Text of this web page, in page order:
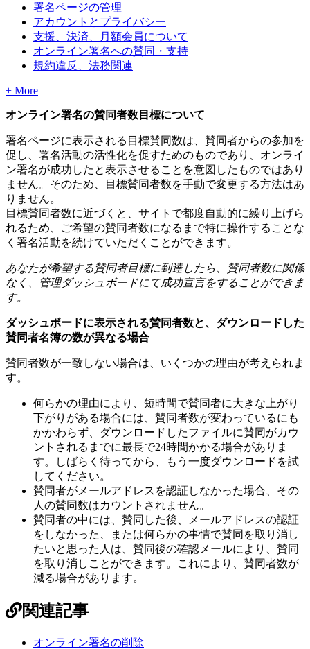
署名ページの管理
アカウントとプライバシー
支援、決済、月額会員について
オンライン署名への賛同・支持
規約違反、法務関連
+ More
オンライ ン署名の賛同者数 目 標について
署名ページに表示される 目 標賛同数は 賛同者からの参加を
促 し 署名活動の活性化を促すためのものであ り オンライ
ン署名が成功 した と表示させる こ と を意図 した ものではあ り
ま せん。 そのため 目 標賛同者数を手動で変更する方法はあ
り ま せん。
目 標賛同者数に近づく と サイ ト で都度自動的に繰り 上げら
れるため ご希望の賛同者数になる ま で特に操作する こ と な
く 署名活動を続けていただ く こ と ができ ま す。
あなたが希望する賛同者目標に到達し たら 、 賛同者数に関係
なく 、 管理ダッ シュ ボードにて成功宣言をするこ とができ ま
す。
ダッシュボー ドに表示される賛同者数と、 ダウンロー ド した
賛同者名簿の数が異なる場合
賛同者数が一致しない場合は い く つかの理由が考え られま
す。
何らかの理由に よ り 短時間で賛同者に大き な 上がり
下がり がある場合には 賛同者数が変わっているに も
かかわらず ダウ ン ロ ー ド したフ ァイ ルに賛同 がカ ウ
ン ト される ま でに最長で24時間かかる場合があ り ま
す。 しばら く 待ってから も う 一度ダウ ン ロ ー ド を試
して く ださ い。
賛同者が メ ールア ド レ ス を認証 しなかった場合 その
人 の賛同数はカ ウ ン ト されま せん。
賛同者の中には 賛同 した後 メ ールア ド レ スの認証
を しなかった ま たは何らかの事情で賛同 を取 り 消 し
たいと 思った 人 は 賛同後の確認 メ ールに よ り 賛同
を取 り 消 し こ と ができ ま す。 こ れに よ り 賛同者数が
減る場合があ り ま す。
関連記事
オンライン署名の削除